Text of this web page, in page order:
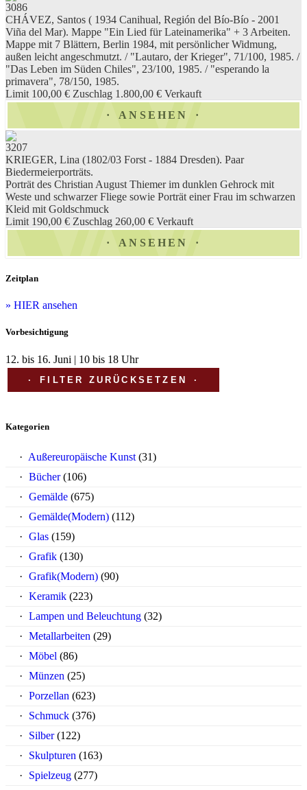
3086
CHÁVEZ, Santos ( 1934 Canihual, Región del Bío-Bío - 2001
Viña del Mar). Mappe "Ein Lied für Lateinamerika" + 3 Arbeiten.
Mappe mit 7 Blättern, Berlin 1984, mit persönlicher Widmung,
außen leicht angeschmutzt. / "Lautaro, der Krieger", 71/100, 1985. /
"Das Leben im Süden Chiles", 23/100, 1985. / "esperando la
primavera", 78/150, 1985.
Limit 100,00 € Zuschlag 1.800,00 € Verkauft
ANSEHEN
3207
KRIEGER, Lina (1802/03 Forst - 1884 Dresden). Paar
Biedermeierporträts.
Porträt des Christian August Thiemer im dunklen Gehrock mit
Weste und schwarzer Fliege sowie Porträt einer Frau im schwarzen
Kleid mit Goldschmuck
Limit 190,00 € Zuschlag 260,00 € Verkauft
ANSEHEN
Zeitplan
» HIER ansehen
Vorbesichtigung
12. bis 16. Juni | 10 bis 18 Uhr
FILTER ZURÜCKSETZEN
Kategorien
Außereuropäische Kunst (31)
Bücher (106)
Gemälde (675)
Gemälde(Modern) (112)
Glas (159)
Grafik (130)
Grafik(Modern) (90)
Keramik (223)
Lampen und Beleuchtung (32)
Metallarbeiten (29)
Möbel (86)
Münzen (25)
Porzellan (623)
Schmuck (376)
Silber (122)
Skulpturen (163)
Spielzeug (277)